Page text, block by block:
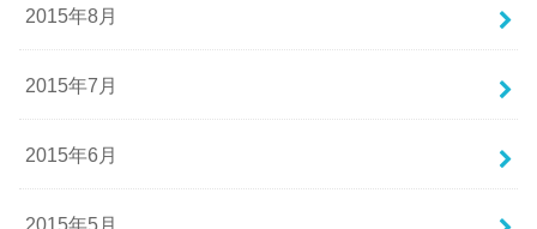
2015年8月
2015年7月
2015年6月
2015年5月